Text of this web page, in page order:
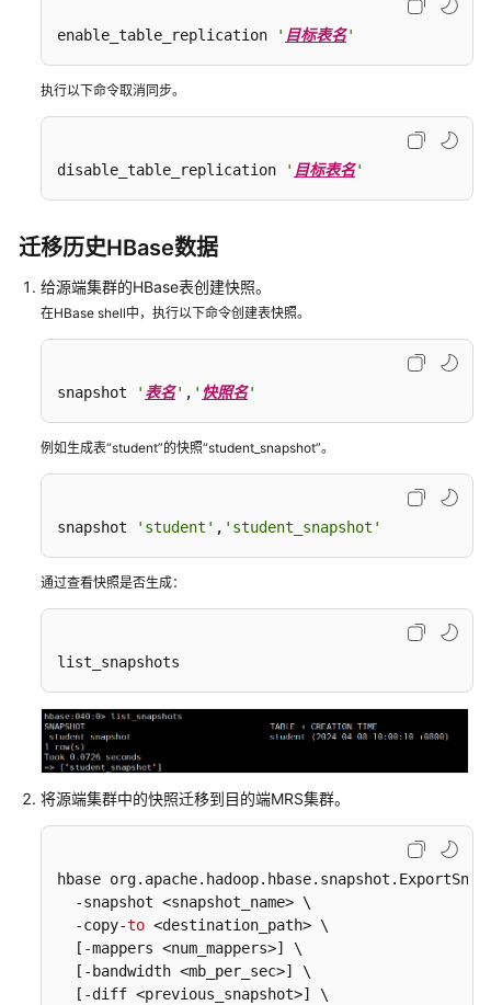
BulkLoad
工
具
量
入
数
CDM
服
务
迁
Hive
至
群
使
用
distcp
迁
据
至
MRS
集
群
enable_table_replication ' 目标表名'
执行以下命令取消同步。
disable_table_replication ' 目标表名'
迁移历史HBase数据
给源端集群的HBase表创建快照。
在HBase shell中，执行以下命令创建表快照。
snapshot ' 表名' , ' 快照名'
例如生成表“student”的快照“student_snapshot”。
snapshot 'student' , 'student_snapshot'
通过查看快照是否生成：
list_snapshots
将源端集群中的快照迁移到目的端MRS集群。
hbase org.apache.hadoop.hbase.snapshot
  -snapshot <snapshot_name> \
  -copy-
to <destination_path> \
[-mappers <num_mappers>]
\
[-bandwidth <mb_per_sec>]
\
[-diff <previous_snapshot>]
\